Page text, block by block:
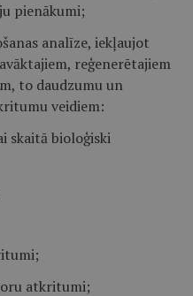
pienākumi;
analīze, iekļaujot
reģenerētajiem
to daudzumu un
veidiem:
skaitā bioloģiski
atkritumi;